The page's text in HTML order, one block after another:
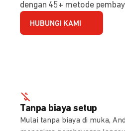
dengan 45+ metode
HUBUNGI KAMI
Tanpa biaya setup
Mulai tanpa biaya di muka,